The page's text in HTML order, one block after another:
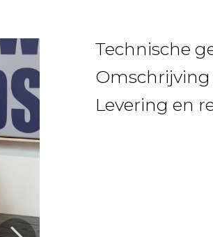
Technische
Omschrijving
Levering en